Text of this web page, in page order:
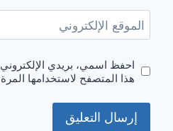
الموقع الإلكتروني
احفظ اسمي، بريدي
هذا المتصفح لاستخدامها